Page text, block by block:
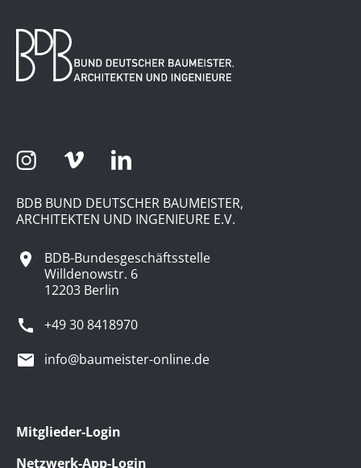
BDB BUND DEUTSCHER BAUMEISTER,
ARCHITEKTEN UND INGENIEURE E.V.
BDB-Bundesgeschäftsstelle
Willdenowstr. 6
12203 Berlin
+49 30 8418970
info@baumeister-online.de
Mitglieder-Login
Netzwerk-App-Login